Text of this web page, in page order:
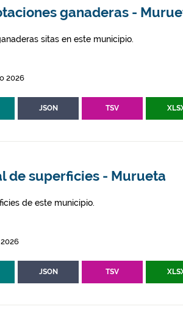
ganaderas -
sitas en este municipio.
2026
JSON TSV
de superficies - Murueta
de este municipio.
JSON TSV